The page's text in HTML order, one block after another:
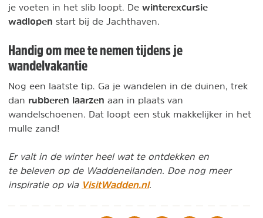
je voeten in het slib loopt. De winterexcursie
wadlopen start bij de Jachthaven.
Handig om mee te nemen tijdens je
wandelvakantie
Nog een laatste tip. Ga je wandelen in de duinen, trek
dan rubberen laarzen aan in plaats van
wandelschoenen. Dat loopt een stuk makkelijker in het
mulle zand!
Er valt in de winter heel wat te ontdekken en
te beleven op de Waddeneilanden. Doe nog meer
inspiratie op via VisitWadden.nl.